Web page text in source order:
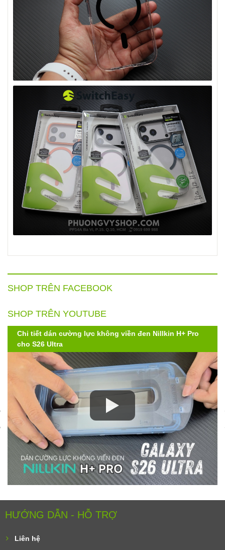
SHOP TRÊN FACEBOOK
SHOP TRÊN YOUTUBE
Chi tiết dán cường lực không viền đen Nillkin H+ Pro
cho S26 Ultra
HƯỚNG DẪN - HỖ TRỢ
Liên hệ